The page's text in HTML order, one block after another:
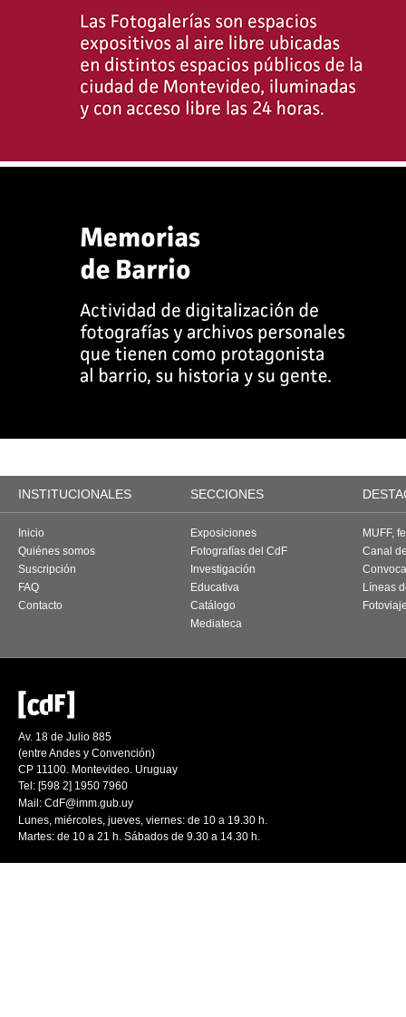
INSTITUCIONALES SECCIONES
Inicio
Quiénes somos
Suscripción
FAQ
Contacto
Exposiciones
Fotografías del CdF
Investigación
Educativa
Catálogo
Mediateca
MUFF,
Canal
Líneas
Av. 18 de Julio 885
(entre Andes y Convención)
CP 11100. Montevideo. Uruguay
Tel: [598 2] 1950 7960
Mail: CdF@imm.gub.uy
Lunes, miércoles, jueves, viernes: de 10 a 19.30 h.
Martes: de 10 a 21 h. Sábados de 9.30 a 14.30 h.